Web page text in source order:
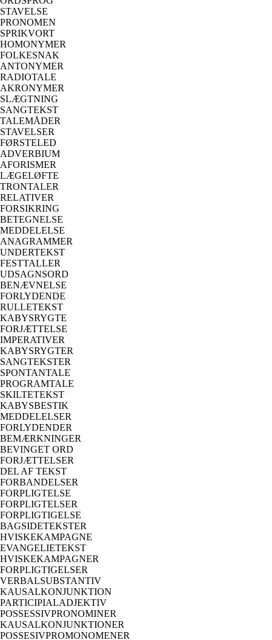
STAVELSE
PRONOMEN
SPRIKVORT
HOMONYMER
FOLKESNAK
ANTONYMER
RADIOTALE
AKRONYMER
SLÆGTNING
SANGTEKST
TALEMÅDER
STAVELSER
FØRSTELED
ADVERBIUM
AFORISMER
LÆGELØFTE
TRONTALER
RELATIVER
FORSIKRING
BETEGNELSE
MEDDELELSE
ANAGRAMMER
UNDERTEKST
FESTTALLER
UDSAGNSORD
BENÆVNELSE
FORLYDENDE
RULLETEKST
KABYSRYGTE
FORJÆTTELSE
IMPERATIVER
KABYSRYGTER
SANGTEKSTER
SPONTANTALE
PROGRAMTALE
SKILTETEKST
KABYSBESTIK
MEDDELELSER
FORLYDENDER
BEMÆRKNINGER
BEVINGET ORD
FORJÆTTELSER
DEL AF TEKST
FORBANDELSER
FORPLIGTELSE
FORPLIGTELSER
FORPLIGTIGELSE
BAGSIDETEKSTER
HVISKEKAMPAGNE
EVANGELIETEKST
HVISKEKAMPAGNER
FORPLIGTIGELSER
VERBALSUBSTANTIV
KAUSALKONJUNKTION
PARTICIPIALADJEKTIV
POSSESSIVPRONOMINER
KAUSALKONJUNKTIONER
POSSESIVPROMONOMENER